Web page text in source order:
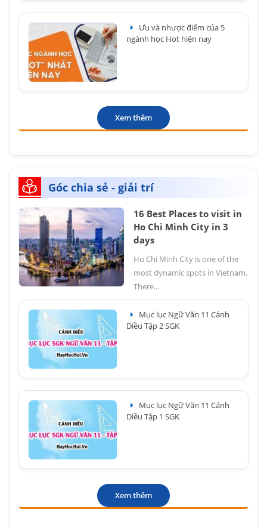
Ưu và nhược điểm của 5
ngành học Hot hiện nay
Xem thêm
Góc chia sẻ - giải trí
16 Best Places to visit in
Ho Chi Minh City in 3
days
Ho Chi Minh City is one of the
most dynamic spots in Vietnam.
There...
Mục lục Ngữ Văn 11 Cánh
Diều Tập 2 SGK
Mục lục Ngữ Văn 11 Cánh
Diều Tập 1 SGK
Xem thêm